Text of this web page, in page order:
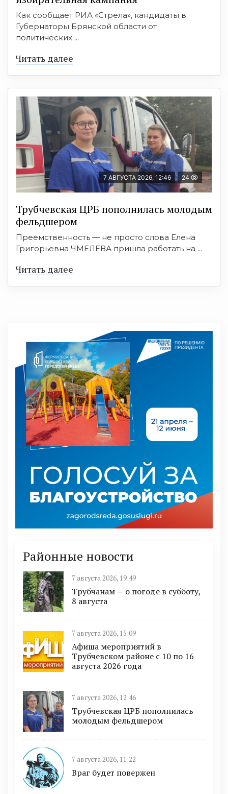
Как сообщает РИА «Стрела», кандидаты в
Губернаторы Брянской области от
политических ...
Читать далее
7 АВГУСТА 2026, 12:46 24
Трубчевская ЦРБ пополнилась молодым
фельдшером
Преемственность — не просто слова Елена
Григорьевна ЧМЕЛЕВА пришла работать на ...
Читать далее
Районные новости
7 августа 2026, 19:49
Трубчанам — о погоде в субботу,
8 августа
7 августа 2026, 15:09
Афиша мероприятий в
Трубчевском районе с 10 по 16
августа 2026 года
7 августа 2026, 12:46
Трубчевская ЦРБ пополнилась
молодым фельдшером
7 августа 2026, 11:22
Враг будет повержен